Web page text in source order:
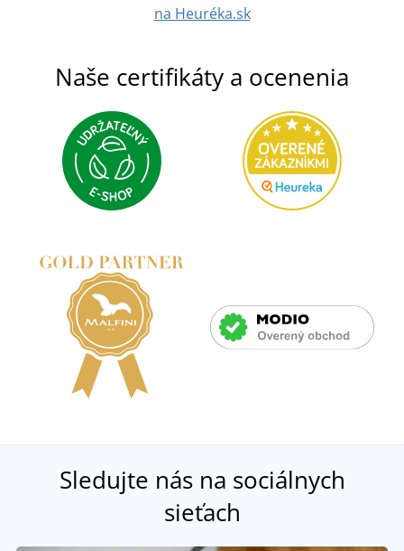
na Heuréka.sk
Naše certifikáty a ocenenia
Sledujte nás na sociálnych
sieťach